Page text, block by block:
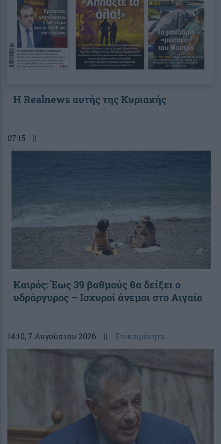
Η Realnews αυτής της Κυριακής
07:15 ||
Καιρός: Έως 39 βαθμούς θα δείξει ο
υδράργυρος – Ισχυροί άνεμοι στο Αιγαίο
14:10, 7 Αυγούστου 2026 || Επικαιρότητα